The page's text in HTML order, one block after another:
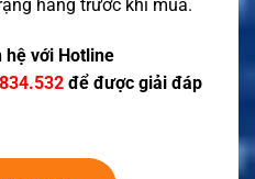
hàng trước khi mua.
hệ với Hotline
để được giải đáp